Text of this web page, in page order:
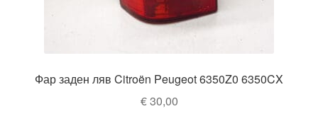
Процедура за рекламации
Транспорт
Фар заден ляв Citroën Peugeot 6350Z0 6350CX
€30,00